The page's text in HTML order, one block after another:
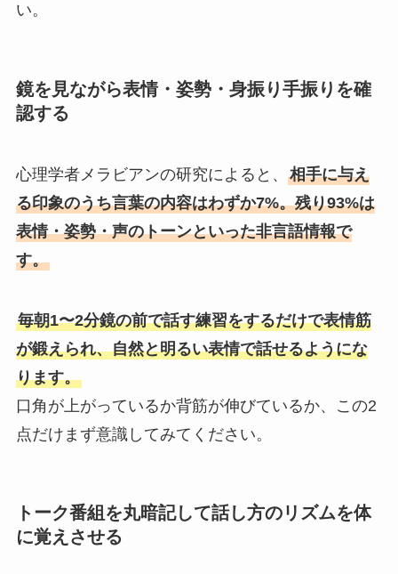
い。
鏡を見ながら表情・姿勢・身振り手振りを確
認する
心理学者メラビアンの研究によると、 相手に与え
る印象のうち言葉の内容はわずか7%。残り93%は
表情・姿勢・声のトーンといった非言語情報で
す。
毎朝1〜2分鏡の前で話す練習をするだけで表情筋
が鍛えられ、自然と明るい表情で話せるようにな
ります。
口角が上がっているか背筋が伸びているか、この2
点だけまず意識してみてください。
トーク番組を丸暗記して話し方のリズムを体
に覚えさせる